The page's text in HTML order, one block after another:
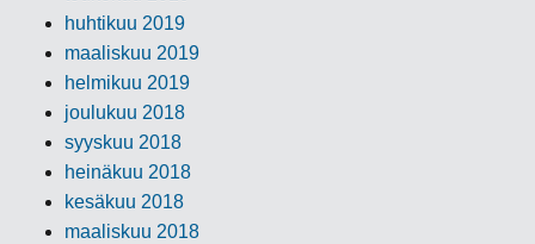
huhtikuu 2019
maaliskuu 2019
helmikuu 2019
joulukuu 2018
syyskuu 2018
heinäkuu 2018
kesäkuu 2018
maaliskuu 2018